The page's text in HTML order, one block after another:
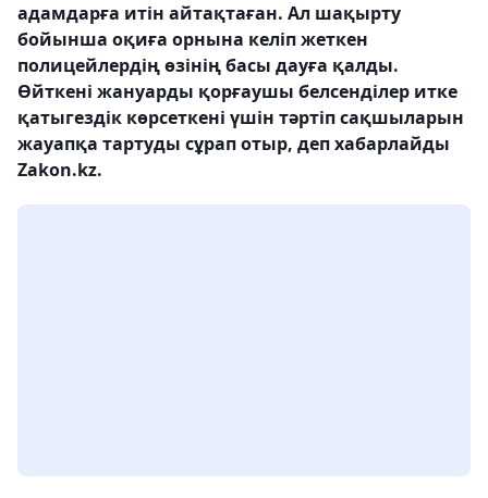
адамдарға итін айтақтаған. Ал шақырту
бойынша оқиға орнына келіп жеткен
полицейлердің өзінің басы дауға қалды.
Өйткені жануарды қорғаушы белсенділер итке
қатыгездік көрсеткені үшін тәртіп сақшыларын
жауапқа тартуды сұрап отыр, деп хабарлайды
Zakon.kz.